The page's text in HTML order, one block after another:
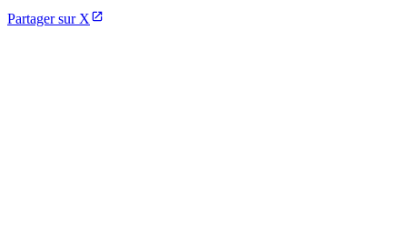
Partager sur X